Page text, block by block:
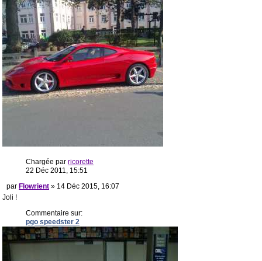
Chargée par ricorette
22 Déc 2011, 15:51
par Flowrient » 14 Déc 2015, 16:07
Joli !
Commentaire sur:
pgo speedster 2